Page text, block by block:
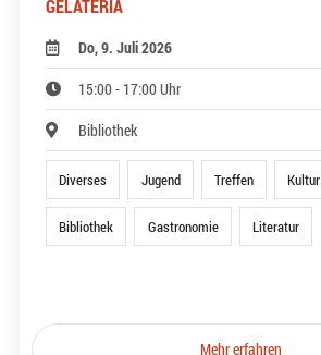
GELATERIA
Do, 9. Juli 2026
15:00 - 17:00 Uhr
Bibliothek
Diverses Jugend Treffen Kultur
Bibliothek Gastronomie Literatur
Mehr erfahren